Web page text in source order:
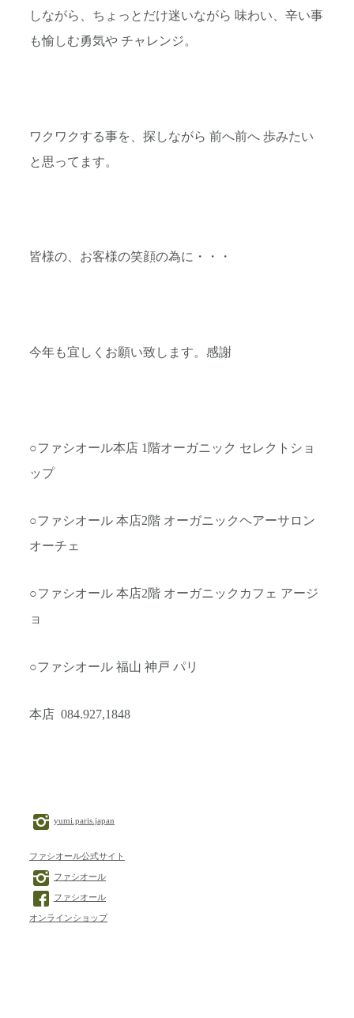
しながら、ちょっとだけ迷いながら 味わい、辛い事
も愉しむ勇気や チャレンジ。
ワクワクする事を、探しながら 前へ前へ 歩みたい
と思ってます。
皆様の、お客様の笑顔の為に・・・
今年も宜しくお願い致します。感謝
○ファシオール本店 1階オーガニック セレクトショ
ップ
○ファシオール 本店2階 オーガニックヘアーサロン
オーチェ
○ファシオール 本店2階 オーガニックカフェ アージ
ョ
○ファシオール 福山 神戸 パリ
本店 084.927,1848
yumi.paris.japan
ファシオール公式サイト
ファシオール
ファシオール
オンラインショップ